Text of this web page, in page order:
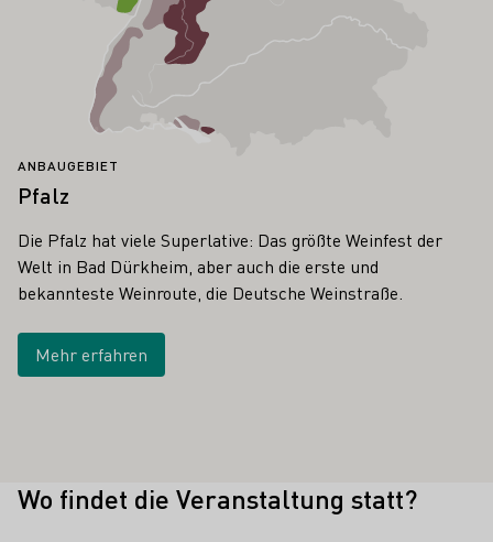
ANBAUGEBIET
Pfalz
Die Pfalz hat viele Superlative: Das größte Weinfest der
Welt in Bad Dürkheim, aber auch die erste und
bekannteste Weinroute, die Deutsche Weinstraße.
Mehr erfahren
Wo findet die Veranstaltung statt?